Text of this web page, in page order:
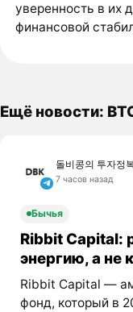
уверенность в их
финансовой
Ещё новости:
돌비콩의 투자정
7 часов назад
Бычья
Ribbit Capital:
энергию, а не
Ribbit Capital —
фонд, который в